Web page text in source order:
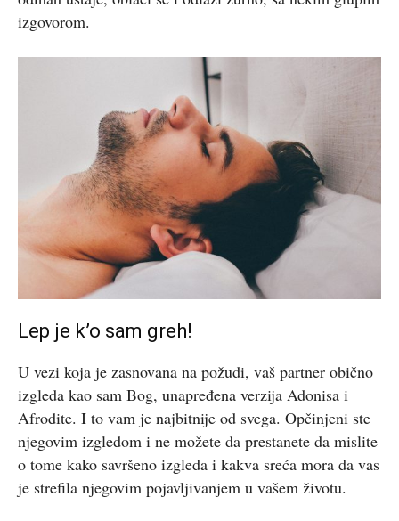
izgovorom.
Lep je k’o sam greh!
U vezi koja je zasnovana na požudi, vaš partner obično
izgleda kao sam Bog, unapređena verzija Adonisa i
Afrodite. I to vam je najbitnije od svega. Opčinjeni ste
njegovim izgledom i ne možete da prestanete da mislite
o tome kako savršeno izgleda i kakva sreća mora da vas
je strefila njegovim pojavljivanjem u vašem životu.